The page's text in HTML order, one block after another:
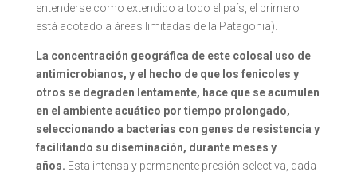
entenderse como extendido a todo el país, el primero
está acotado a áreas limitadas de la Patagonia).
La concentración geográfica de este colosal uso de
antimicrobianos, y el hecho de que los fenicoles y
otros se degraden lentamente, hace que se acumulen
en el ambiente acuático por tiempo prolongado,
seleccionando a bacterias con genes de resistencia y
facilitando su diseminación, durante meses y
años. Esta intensa y permanente presión selectiva, dada